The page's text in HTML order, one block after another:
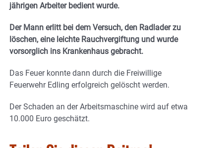
jährigen Arbeiter bedient wurde.
Der Mann erlitt bei dem Versuch, den Radlader zu
löschen, eine leichte Rauchvergiftung und wurde
vorsorglich ins Krankenhaus gebracht.
Das Feuer konnte dann durch die Freiwillige
Feuerwehr Edling erfolgreich gelöscht werden.
Der Schaden an der Arbeitsmaschine wird auf etwa
10.000 Euro geschätzt.